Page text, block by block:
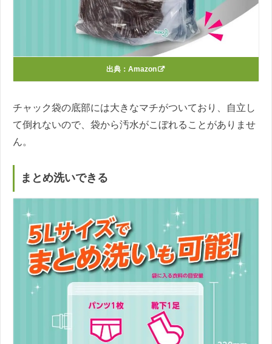
出典： Amazon
チャック袋の底部には大きなマチがついており、自立し
て倒れないので、袋から汚水がこぼれることがありませ
ん。
まとめ洗いできる